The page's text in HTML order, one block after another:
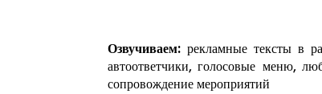
Озвучиваем: рекламные тексты в
автоответчики, голосовые меню,
сопровождение мероприятий